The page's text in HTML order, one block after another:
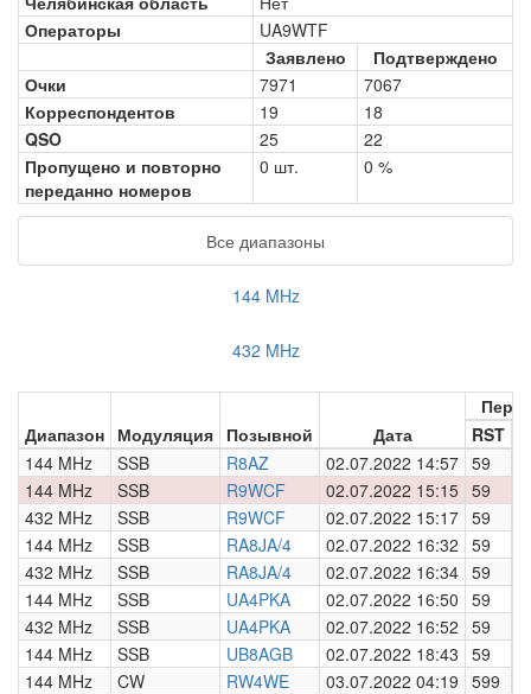
Операторы
UA9WTF
Заявлено
Подтверждено
Очки
7971
7067
Корреспондентов
19
18
QSO
25
22
Пропущено и повторно
переданно номеров
0 шт. 0 %
Все диапазоны
144 MHz
432 MHz
Диапазон Модуляция Позывной Дата
RST
144 MHz
SSB R8AZ 02.07.2022 14:57 59
144 MHz
SSB R9WCF 02.07.2022 15:15 59
432 MHz
SSB R9WCF 02.07.2022 15:17 59
144 MHz
SSB RA8JA/4 02.07.2022 16:32 59
432 MHz
SSB RA8JA/4 02.07.2022 16:34 59
144 MHz
SSB UA4PKA 02.07.2022 16:50 59
432 MHz
SSB UA4PKA 02.07.2022 16:52 59
144 MHz
SSB UB8AGB 02.07.2022 18:43 59
144 MHz
CW RW4WE 03.07.2022 04:19 599